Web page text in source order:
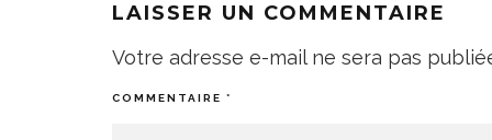
LAISSER UN COMMENTAIRE
Votre adresse e-mail ne sera pas
COMMENTAIRE *